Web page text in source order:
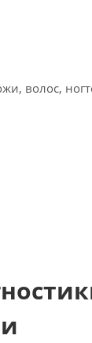
волос,